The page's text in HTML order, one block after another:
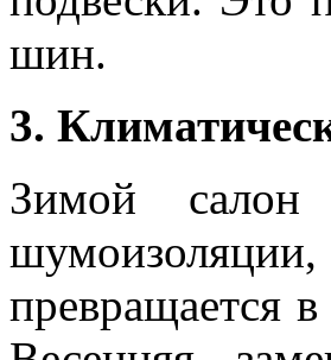
шин.
3.
Зимой салон
превращается